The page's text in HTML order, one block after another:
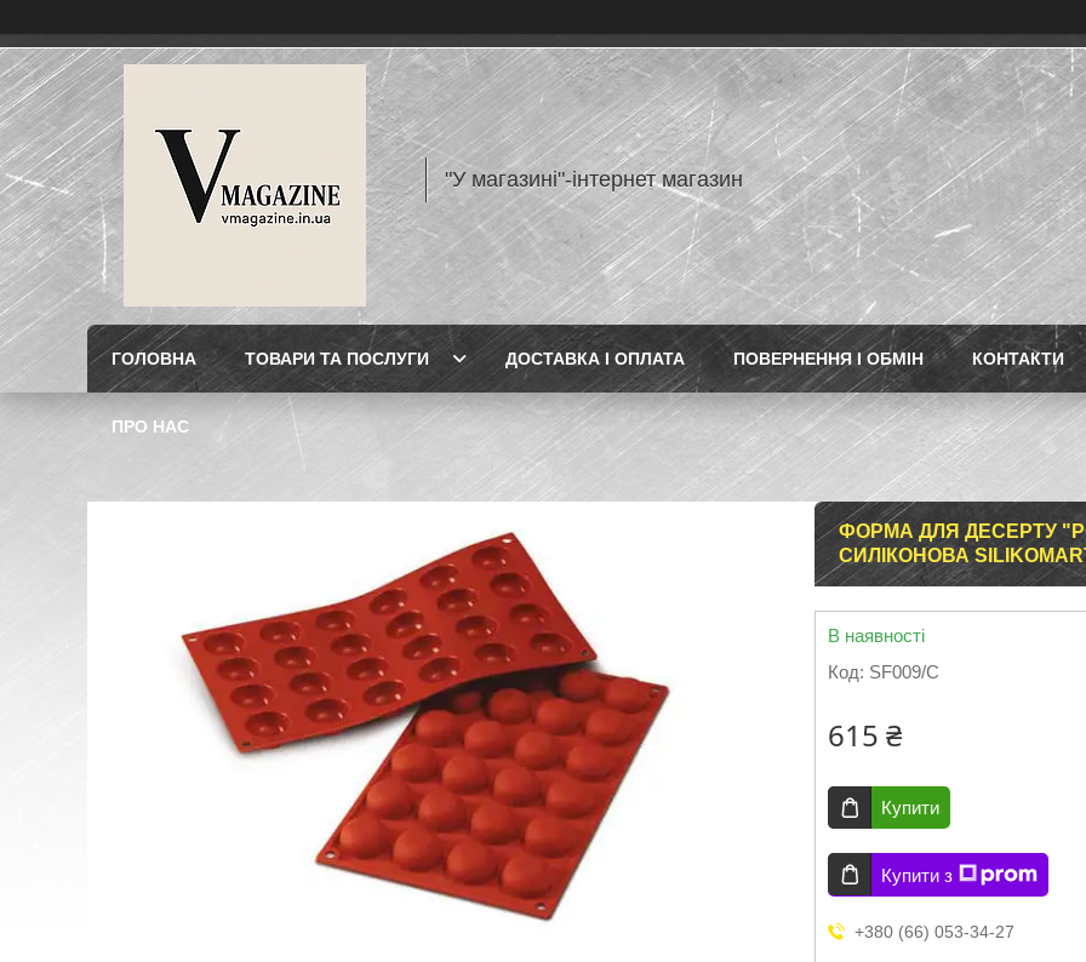
"У магазині"-інтернет магазин
ГОЛОВНА ТОВАРИ ТА ПОСЛУГИ ДОСТАВКА І ОПЛАТА ПОВЕРНЕННЯ І ОБМІН КОНТАКТИ
ПРО НАС
ФОРМА ДЛЯ ДЕСЕРТУ
СИЛІКОНОВА
В наявності
Код: SF009/C
615 ₴
Купити
Купити з
+380 (66) 053-34-27